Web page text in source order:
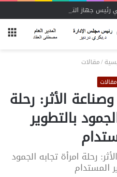
جهاز التمثيل التجاري
/مقالات
مقالات
الأثر: رحلة
بالتطوير
رحلة امرأة تجابه الجمود
المستدام